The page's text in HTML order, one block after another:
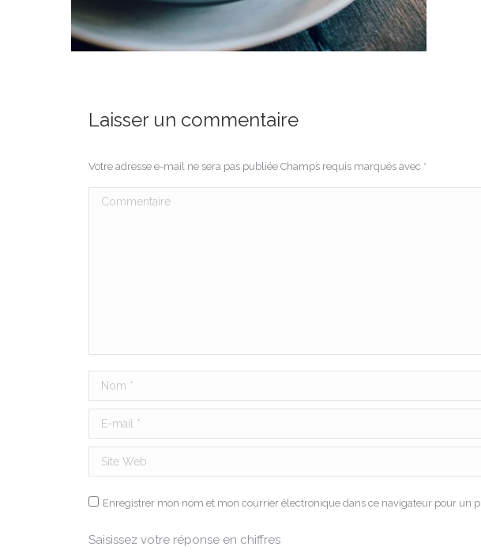
Laisser un commentaire
Votre adresse e-mail ne sera pas publiée Champs requis marqués avec *
Commentaire
Nom *
E-mail *
Site Web
Enregistrer mon nom et mon courrier électronique dans ce navigateur pour un
Saisissez votre réponse en chiffres